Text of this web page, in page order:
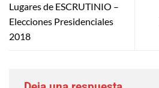
Lugares de ESCRUTINIO –
Elecciones Presidenciales
2018